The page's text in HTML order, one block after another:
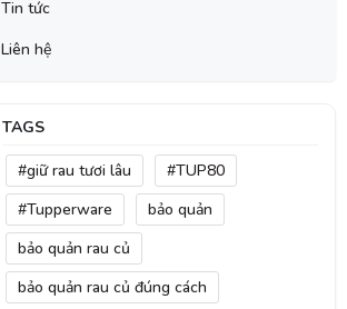
Tin tức
Liên hệ
TAGS
#giữ rau tươi lâu
#TUP80
#Tupperware
bảo quản
bảo quản rau củ
bảo quản rau củ đúng cách